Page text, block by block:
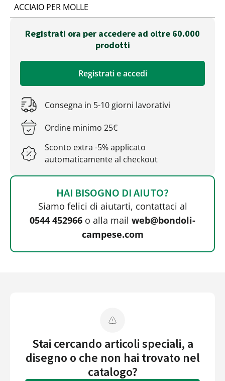
ACCIAIO PER MOLLE
Registrati ora per accedere ad oltre 60.000
prodotti
Registrati e accedi
Consegna in 5-10 giorni lavorativi
Ordine minimo 25€
Sconto extra -5% applicato
automaticamente al checkout
HAI BISOGNO DI AIUTO?
Siamo felici di aiutarti, contattaci al
0544 452966 o alla mail web@bondoli-
campese.com
Stai cercando articoli speciali, a
disegno o che non hai trovato nel
catalogo?